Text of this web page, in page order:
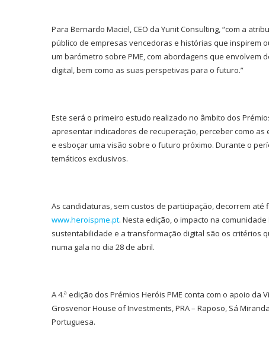
Para Bernardo Maciel, CEO da Yunit Consulting, “com a
público de empresas vencedoras e histórias que inspirem
um barómetro sobre PME, com abordagens que
digital, bem como as suas perspetivas para o futuro.”
Este será o primeiro estudo realizado no âmbito dos
apresentar indicadores de recuperação, perceber como
e esboçar uma visão sobre o futuro próximo. Durante o
temáticos exclusivos.
As candidaturas, sem custos de participação, decorrem
www.heroispme.pt. Nesta edição, o impacto na
sustentabilidade e a transformação digital são os critérios
numa gala no dia 28 de abril.
A 4.ª edição dos Prémios Heróis PME conta com o apoio da
Grosvenor House of Investments, PRA – Raposo, Sá
Portuguesa.